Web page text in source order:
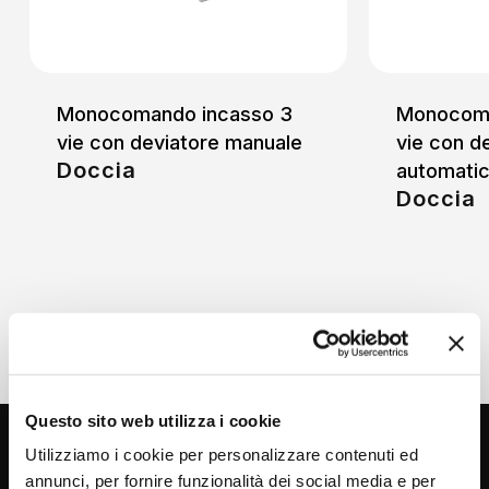
Questo sito web utilizza i cookie
Utilizziamo i cookie per personalizzare contenuti ed
annunci, per fornire funzionalità dei social media e per
Monocomando incasso 3
vie con deviatore manuale
Doccia
vie con
Doccia